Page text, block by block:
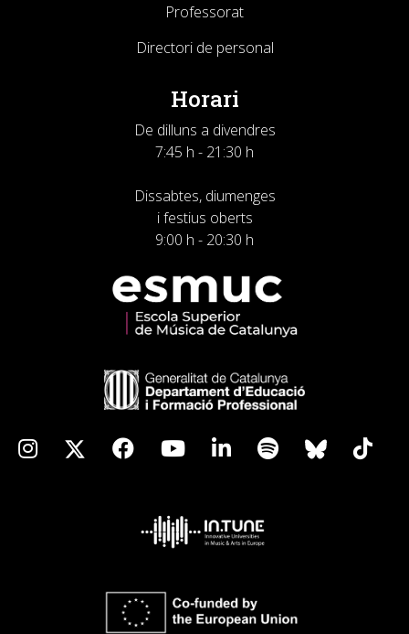
Professorat
Directori de personal
Horari
De dilluns a divendres
7:45 h - 21:30 h
Dissabtes, diumenges
i festius oberts
9:00 h - 20:30 h